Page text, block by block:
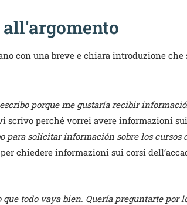
con una breve e chiara introduzione
porque me gustaría recibir
scrivo perché vorrei avere informazioni sui
para solicitar información sobre los cursos
chiedere informazioni sui corsi
que todo vaya bien. Quería preguntarte por